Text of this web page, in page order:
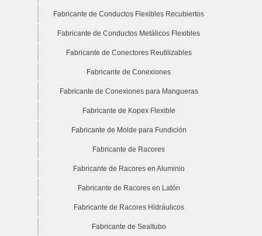
Fabricante de Conductos Flexibles Recubiertos
Fabricante de Conductos Metálicos Flexibles
Fabricante de Conectores Reutilizables
Fabricante de Conexiones
Fabricante de Conexiones para Mangueras
Fabricante de Kopex Flexible
Fabricante de Molde para Fundición
Fabricante de Racores
Fabricante de Racores en Aluminio
Fabricante de Racores en Latón
Fabricante de Racores Hidráulicos
Fabricante de Sealtubo